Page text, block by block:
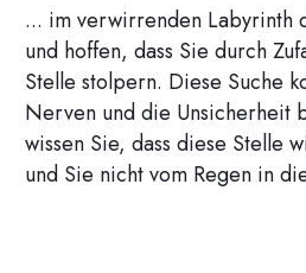
... im verwirrenden Labyrinth
und hoffen, dass Sie durch
Stelle stolpern. Diese Suche
Nerven und die Unsicherheit
wissen Sie, dass diese Stelle
und Sie nicht vom Regen in